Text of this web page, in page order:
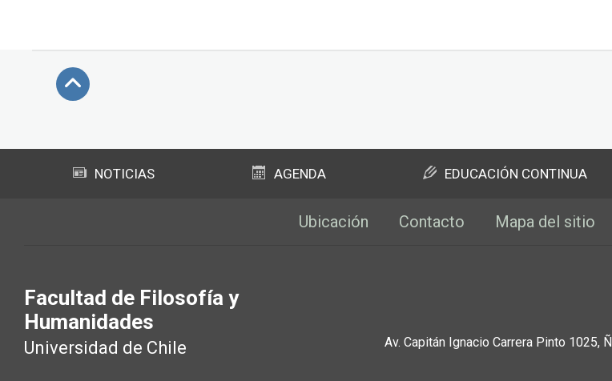
NOTICIAS AGENDA EDUCACIÓN CONTINUA
Ubicación Contacto Mapa del sitio
Facultad de Filosofía y
Humanidades
Universidad de Chile Av. Capitán Ignacio Carrera Pinto 1025,